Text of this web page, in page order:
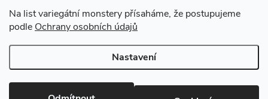
Na list variegátní monstery přísaháme, že postupujeme
podle Ochrany osobních údajů
Nastavení
Gardners Design - Projekt, realizace a údržba zahrad a interiérů
Copyright 2026Gardners-eshop.cz. Všechna práva vyhrazena.Upravit
nastavení cookies